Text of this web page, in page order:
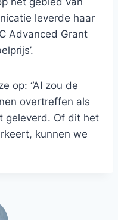
leverde haar
Advanced Grant
op: “AI zou de
overtreffen als
geleverd. Of dit het
kunnen we